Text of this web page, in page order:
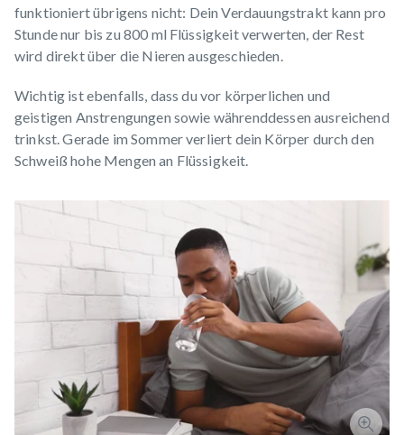
funktioniert übrigens nicht: Dein Verdauungstrakt kann pro
Stunde nur bis zu 800 ml Flüssigkeit verwerten, der Rest
wird direkt über die Nieren ausgeschieden.
Wichtig ist ebenfalls, dass du vor körperlichen und
geistigen Anstrengungen sowie währenddessen ausreichend
trinkst. Gerade im Sommer verliert dein Körper durch den
Schweiß hohe Mengen an Flüssigkeit.